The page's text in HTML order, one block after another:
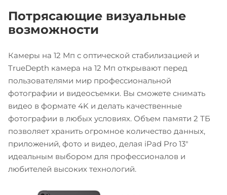
Потрясающие визуальные
возможности
Камеры на 12 Мп с оптической стабилизацией и
TrueDepth камера на 12 Мп открывают перед
пользователями мир профессиональной
фотографии и видеосъемки. Вы сможете снимать
видео в формате 4K и делать качественные
фотографии в любых условиях. Объем памяти 2 ТБ
позволяет хранить огромное количество данных,
приложений, фото и видео, делая iPad Pro 13"
идеальным выбором для профессионалов и
любителей высоких технологий.